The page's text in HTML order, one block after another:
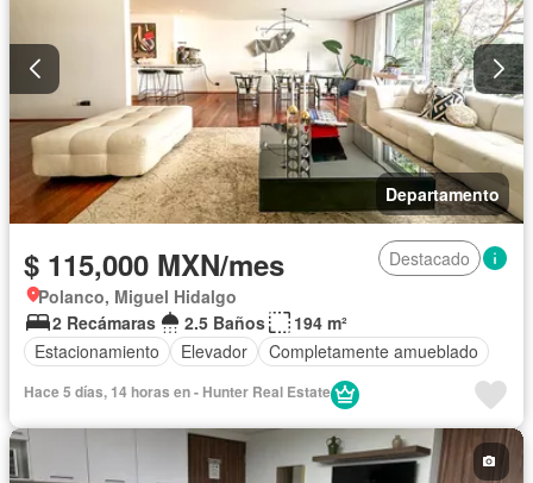
Departamento
$ 115,000 MXN/mes
Destacado
Polanco, Miguel Hidalgo
2 Recámaras
2.5 Baños
194 m²
Estacionamiento
Elevador Completamente amueblado
Hace 5 días, 14 horas en - Hunter Real Estate